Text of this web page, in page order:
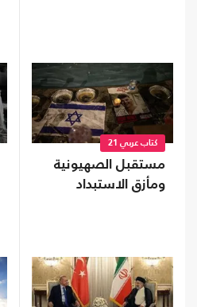
كتاب عربي 21
مستقبل الصهيونية
ومأزق الاستبداد